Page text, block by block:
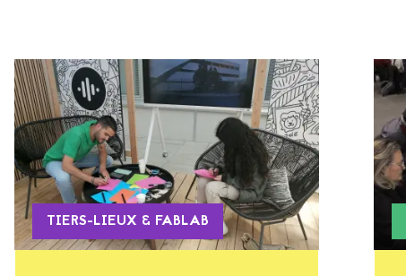
TIERS-LIEUX & FABLAB